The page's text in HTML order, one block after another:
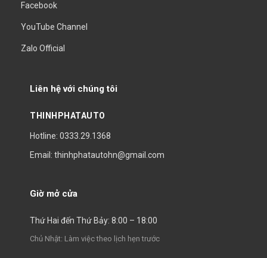
Facebook
YouTube Channel
Zalo Official
Liên hệ với chúng tôi
THINHPHATAUTO
Hotline: 0333.29.1368
Email: thinhphatautohn@gmail.com
Giờ mở cửa
Thứ Hai đến Thứ Bảy: 8:00 – 18:00
Chủ Nhật: Làm việc theo lịch hẹn trước